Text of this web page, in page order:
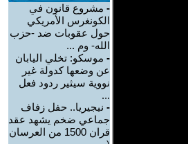
- مشروع قانون في
الكونغرس الأمريكي
حول عقوبات ضد -حزب
الله- وم ...
- موسكو: تخلي اليابان
عن وضعها كدولة غير
نووية سيثير ردود فعل
...
- نيجيريا.. حفل زفاف
جماعي ضخم يشهد عقد
قران 1500 من العرسان